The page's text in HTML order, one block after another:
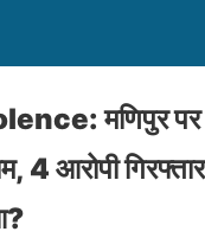
मणिपुर
4 आरोपी